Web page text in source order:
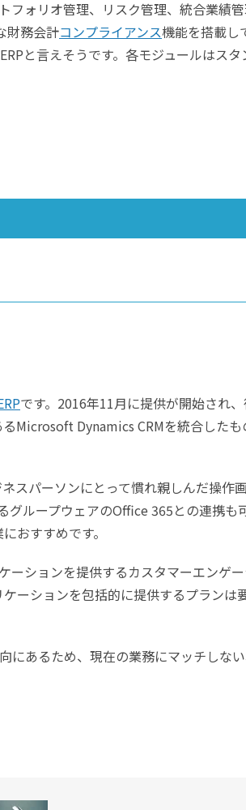
フォリオ管理、リスク管理、統合業績
財務会計コンプライアンス機能を搭載し
と言えそうです。各モジュールはスタ
です。2016年11月に提供が開始され
Microsoft Dynamics CRMを統合したも
スパーソンにとって慣れ親しんだ操作
グループウェアのOffice 365との連携も
おすすめです。
ーションを提供するカスタマーエンゲ
ーションを包括的に提供するプランは
にあるため、現在の業務にマッチしな